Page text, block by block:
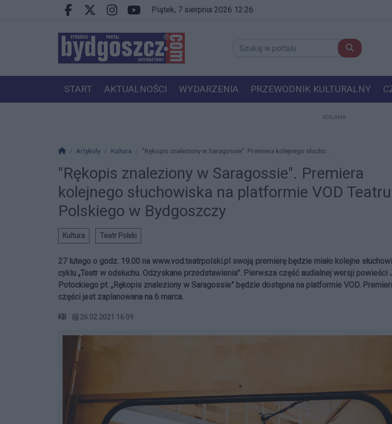
Przejdź do głównych treści
Przejdź do wyszukiwarki
Przejdź do głównego menu
Facebook.com
X.comInstagram.com
Youtube.com
piątek, 7 sierpnia 2026 12:26
START AKTUALNOŚCI WYDARZENIA PRZEWODNIK KULTURALNY
REKLAMA
Strona główna
Artykuły Kultura "Rękopis znaleziony w Saragossie". Premiera kolejnego słucho...
"Rękopis znaleziony w Saragossie". Premiera
kolejnego słuchowiska na platformie VOD Teatru
Polskiego w Bydgoszczy
Kultura Teatr Polski
27 lutego o godz. 19.00 na www.vod.teatrpolski.pl swoją premierę będzie miało kolejne
cyklu „Teatr w odsłuchu. Odzyskane przedstawienia”. Pierwsza część audialnej wersji powieści
Potockiego pt. „Rękopis znaleziony w Saragossie” będzie dostępna na platformie VOD.
części jest zaplanowana na 6 marca.
KB 26.02.2021 16:09